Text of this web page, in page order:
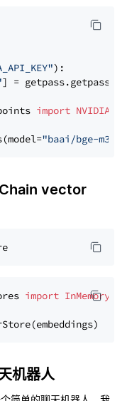
):
] = getpass.getpass(
import
"baai/bge-m3"
vector
import
机器人